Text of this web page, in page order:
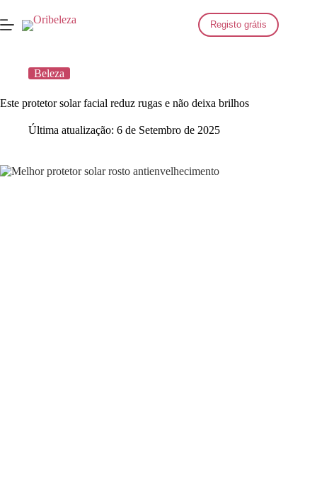
para
o
Registo grátis
Beleza
Este protetor solar facial reduz rugas e não deixa brilhos
Última atualização: 6 de Setembro de 2025